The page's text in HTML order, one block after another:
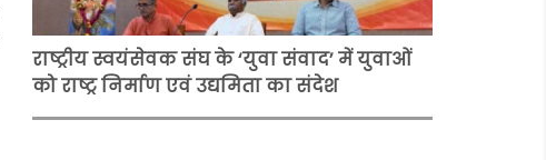
राष्ट्रीय स्वयंसेवक संघ के ‘युवा संवाद’ में युवाओं
को राष्ट्र निर्माण एवं उद्यमिता का संदेश